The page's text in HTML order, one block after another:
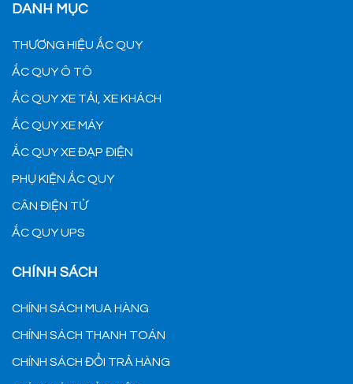
DANH MỤC
THƯƠNG HIỆU ẮC QUY
ẮC QUY Ô TÔ
ẮC QUY XE TẢI, XE KHÁCH
ẮC QUY XE MÁY
ẮC QUY XE ĐẠP ĐIỆN
PHỤ KIỆN ẮC QUY
CÂN ĐIỆN TỬ
ẮC QUY UPS
CHÍNH SÁCH
CHÍNH SÁCH MUA HÀNG
CHÍNH SÁCH THANH TOÁN
CHÍNH SÁCH ĐỔI TRẢ HÀNG